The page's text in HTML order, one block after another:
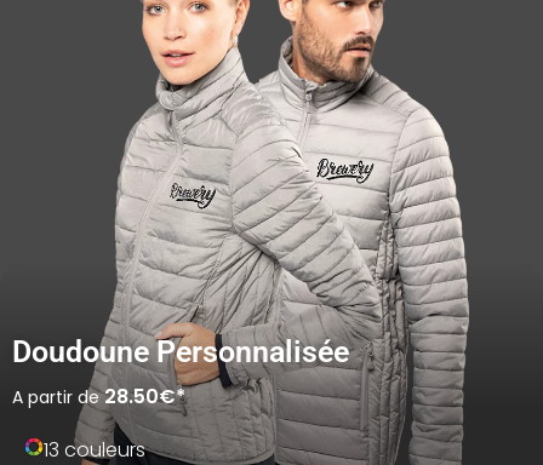
Doudoune Personnalisée
A partir de28.50€*
13 couleurs